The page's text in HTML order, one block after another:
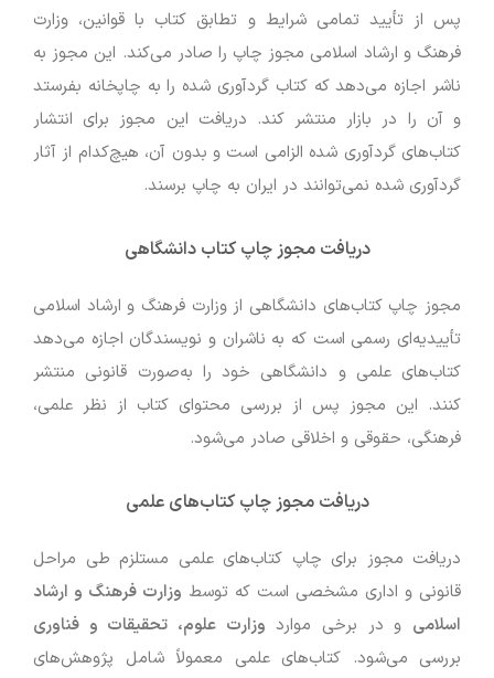
پس از تأیید تمامی شرایط و تطابق کتاب با قوانین، وزارت
فرهنگ و ارشاد اسلامی مجوز چاپ را صادر می‌کند. این مجوز به
ناشر اجازه می‌دهد که کتاب گردآوری شده را به چاپخانه بفرستد
و آن را در بازار منتشر کند. دریافت این مجوز برای انتشار
کتاب‌های گردآوری شده الزامی است و بدون آن، هیچ‌کدام از آثار
گردآوری شده نمی‌توانند در ایران به چاپ برسند.
دریافت مجوز چاپ کتاب دانشگاهی
مجوز چاپ کتاب‌های دانشگاهی از وزارت فرهنگ و ارشاد اسلامی
تأییدیه‌ای رسمی است که به ناشران و نویسندگان اجازه می‌دهد
کتاب‌های علمی و دانشگاهی خود را به‌صورت قانونی منتشر
کنند. این مجوز پس از بررسی محتوای کتاب از نظر علمی،
فرهنگی، حقوقی و اخلاقی صادر می‌شود.
دریافت مجوز چاپ کتاب‌های علمی
دریافت مجوز برای چاپ کتاب‌های علمی مستلزم طی مراحل
قانونی و اداری مشخصی است که توسط وزارت فرهنگ و ارشاد
اسلامی و در برخی موارد وزارت علوم، تحقیقات و فناوری
بررسی می‌شود. کتاب‌های علمی معمولاً شامل پژوهش‌های